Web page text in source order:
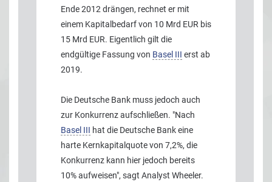
Ende 2012 drängen, rechnet er mit
einem Kapitalbedarf von 10 Mrd EUR bis
15 Mrd EUR. Eigentlich gilt die
endgültige Fassung von Basel III erst ab
2019.
Die Deutsche Bank muss jedoch auch
zur Konkurrenz aufschließen. "Nach
Basel III hat die Deutsche Bank eine
harte Kernkapitalquote von 7,2%, die
Konkurrenz kann hier jedoch bereits
10% aufweisen", sagt Analyst Wheeler.